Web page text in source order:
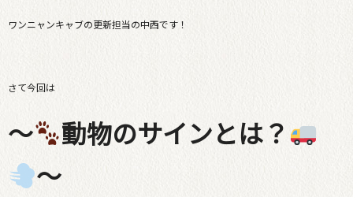
ワンニャンキャブの更新担当の中西です！
さて今回は
～
動物のサインとは？
～